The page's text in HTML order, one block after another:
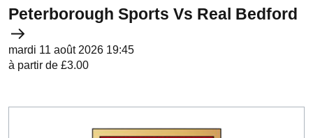
Peterborough Sports Vs Real Bedford
mardi 11 août 2026 19:45
à partir de £3.00